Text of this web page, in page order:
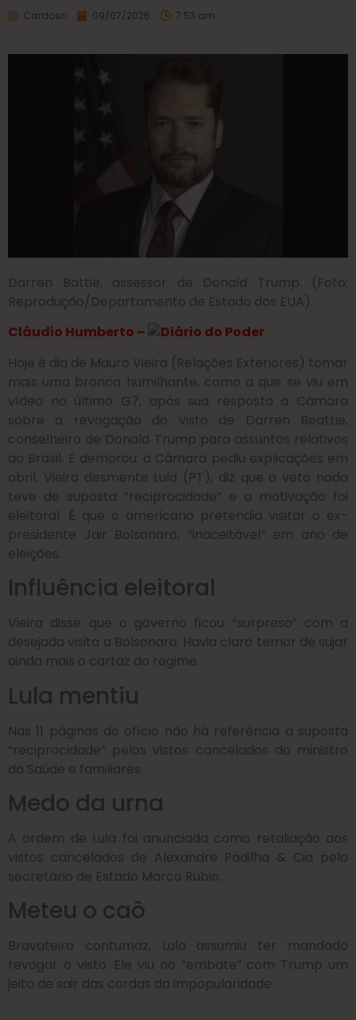
Cardoso 09/07/2026 7:53 am
Darren Battie, assessor de Donald Trump. (Foto:
Reprodução/Departamento de Estado dos EUA).
Cláudio Humberto –
Hoje é dia de Mauro Vieira (Relações Exteriores) tomar
mais uma bronca humilhante, como a que se viu em
vídeo no último G7, após sua resposta à Câmara
sobre a revogação do visto de Darren Beattie,
conselheiro de Donald Trump para assuntos relativos
ao Brasil. E demorou: a Câmara pediu explicações em
abril. Vieira desmente Lula (PT), diz que o veto nada
teve de suposta “reciprocidade” e a motivação foi
eleitoral. É que o americano pretendia visitar o ex-
presidente Jair Bolsonaro, “inaceitável” em ano de
eleições.
Influência eleitoral
Vieira disse que o governo ficou “surpreso” com a
desejada visita a Bolsonaro. Havia claro temor de sujar
ainda mais o cartaz do regime.
Lula mentiu
Nas 11 páginas do ofício não há referência a suposta
“reciprocidade” pelos vistos cancelados do ministro
da Saúde e familiares.
Medo da urna
A ordem de Lula foi anunciada como retaliação aos
vistos cancelados de Alexandre Padilha & Cia pelo
secretário de Estado Marco Rubio.
Meteu o caô
Bravateiro contumaz, Lula assumiu ter mandado
revogar o visto. Ele viu no “embate” com Trump um
jeito de sair das cordas da impopularidade.